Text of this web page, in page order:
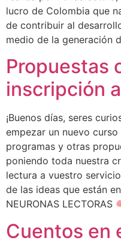
lucro de Colombia que
de contribuir al
medio de la generación
Propuestas
inscripción
¡Buenos días, seres
empezar un nuevo
programas y otras
poniendo toda nuestra
lectura a vuestro
de las ideas que están
NEURONAS LECTORAS
Cuentos en